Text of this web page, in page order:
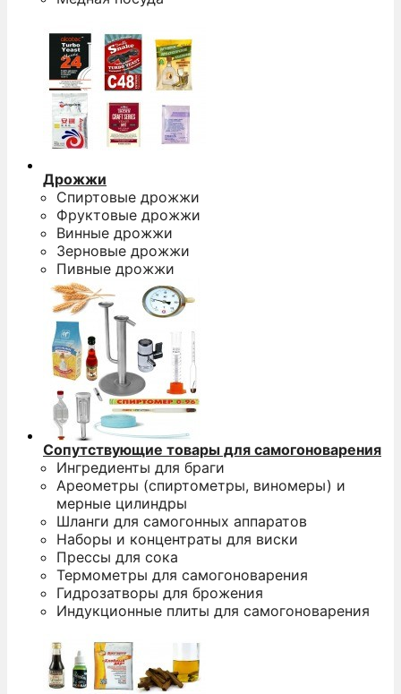
Дрожжи
Спиртовые дрожжи
Фруктовые дрожжи
Винные дрожжи
Зерновые дрожжи
Пивные дрожжи
Сопутствующие товары для самогоноварения
Ингредиенты для браги
Ареометры (спиртометры, виномеры) и
мерные цилиндры
Шланги для самогонных аппаратов
Наборы и концентраты для виски
Прессы для сока
Термометры для самогоноварения
Гидрозатворы для брожения
Индукционные плиты для самогоноварения